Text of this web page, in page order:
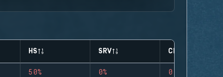
HS SRV CLUTCHES
50% 0% 0